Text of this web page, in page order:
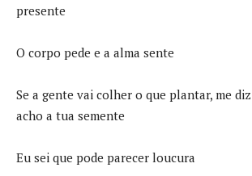
presente
O corpo pede e a alma sente
Se a gente vai colher o que plantar, me
acho a tua semente
Eu sei que pode parecer loucura